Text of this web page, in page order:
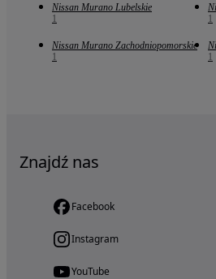
Nissan Murano Lubelskie
1
1
Nissan Murano Zachodniopomorskie
1
1
Znajdź nas
Facebook
Instagram
YouTube